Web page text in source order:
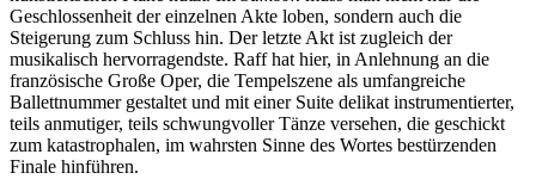
Geschlossenheit der einzelnen Akte loben, sondern auch die
Steigerung zum Schluss hin. Der letzte Akt ist zugleich der
musikalisch hervorragendste. Raff hat hier, in Anlehnung an die
französische Große Oper, die Tempelszene als umfangreiche
Ballettnummer gestaltet und mit einer Suite delikat instrumentierter,
teils anmutiger, teils schwungvoller Tänze versehen, die geschickt
zum katastrophalen, im wahrsten Sinne des Wortes bestürzenden
Finale hinführen.